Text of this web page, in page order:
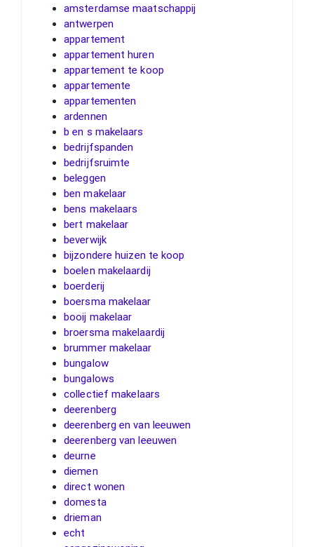
amsterdamse maatschappij
antwerpen
appartement
appartement huren
appartement te koop
appartemente
appartementen
ardennen
b en s makelaars
bedrijfspanden
bedrijfsruimte
beleggen
ben makelaar
bens makelaars
bert makelaar
beverwijk
bijzondere huizen te koop
boelen makelaardij
boerderij
boersma makelaar
booij makelaar
broersma makelaardij
brummer makelaar
bungalow
bungalows
collectief makelaars
deerenberg
deerenberg en van leeuwen
deerenberg van leeuwen
deurne
diemen
direct wonen
domesta
drieman
echt